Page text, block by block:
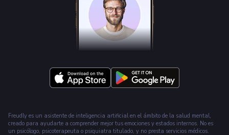
Freudly es un asistente de inteligencia artificial en el ámbito de la salud mental,
creado para ayudarte a comprender mejor tus emociones y estados internos. No es
un psicólogo, psicoterapeuta o psiquiatra titulado, y no presta servicios médicos.